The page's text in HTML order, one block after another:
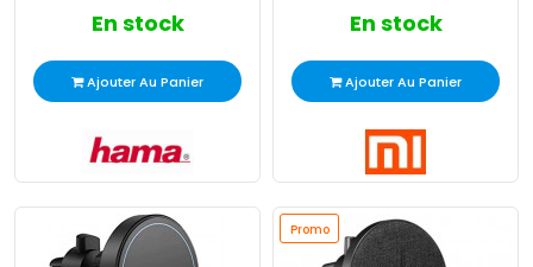
En stock
Ajouter Au Panier
En stock
Ajouter Au Panier
Promo